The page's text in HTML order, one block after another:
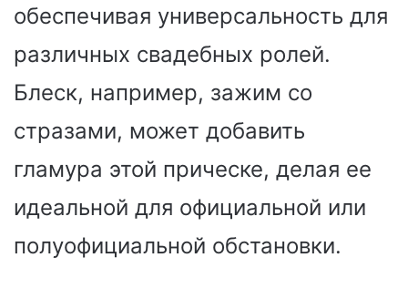
обеспечивая универсальность для
различных свадебных ролей.
Блеск, например, зажим со
стразами, может добавить
гламура этой прическе, делая ее
идеальной для официальной или
полуофициальной обстановки.